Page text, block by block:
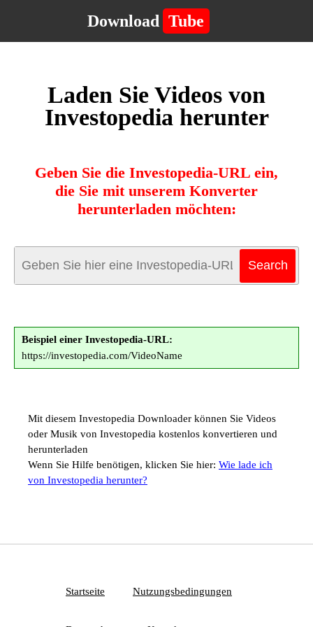
Download Tube
Laden Sie Videos von
Investopedia herunter
Geben Sie die Investopedia-URL ein,
die Sie mit unserem Konverter
herunterladen möchten:
Beispiel einer Investopedia-URL:
https://investopedia.com/VideoName
Mit diesem Investopedia Downloader können Sie Videos
oder Musik von Investopedia kostenlos konvertieren und
herunterladen
Wenn Sie Hilfe benötigen, klicken Sie hier: Wie lade ich
von Investopedia herunter?
Startseite Nutzungsbedingungen